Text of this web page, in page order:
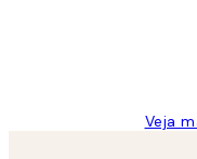
Veja